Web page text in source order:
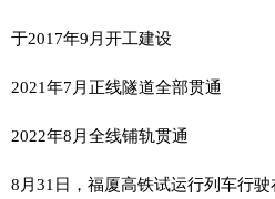
于2017年9月开工建设
2021年7月正线隧道全部贯通
2022年8月全线铺轨贯通
8月31日，福厦高铁试运行列车行